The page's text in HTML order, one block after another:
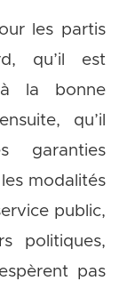
les partis
qu’il est
la bonne
qu’il
garanties
modalités
public,
politiques,
pas